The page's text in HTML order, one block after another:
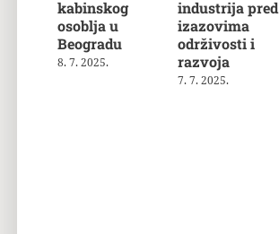
kabinskog
osoblja u
Beogradu
8. 7. 2025.
industrija pred
izazovima
održivosti i
razvoja
7. 7. 2025.